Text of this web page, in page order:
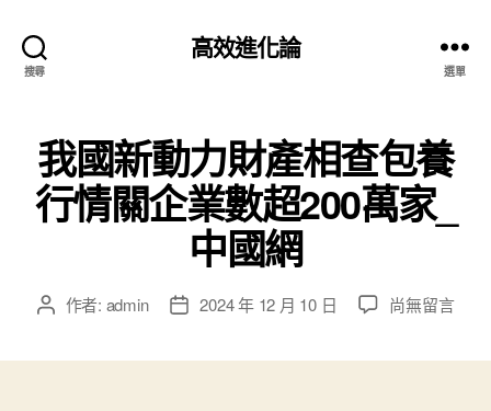
搜尋
高效進化論
選單
我國新動力財產相查包養
行情關企業數超200萬家_
中國網
文 作者: admin
文 2024 年 12 月 10 日
在
尚無留言